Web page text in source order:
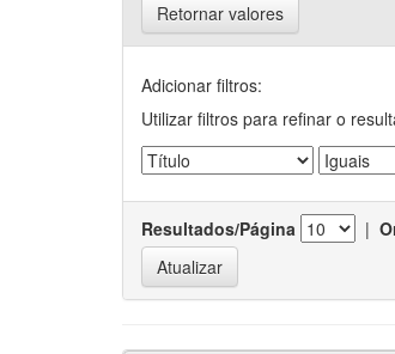
Retornar valores
Adicionar filtros:
Utilizar filtros para refinar o
Resultados/Página |